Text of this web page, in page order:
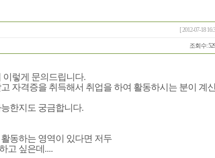
[ 2012-07-18
조회수:
렇게 문의드립니다.
자격증을 취득해서 취업을 하여 활동하시는 분이 계
한지도 궁금합니다.
동하는 영역이 있다면 저두
고 싶은데....